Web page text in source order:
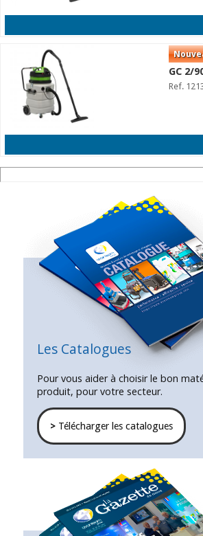
GC 2/
Ref.
Les Catalogues
Pour vous aider à choisir le bon
produit, pour votre secteur.
>Télécharger les catalogues